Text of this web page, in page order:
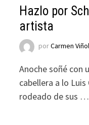
Hazlo por
artista
porCarmen
Anoche soñé con
cabellera a lo
rodeado de sus …